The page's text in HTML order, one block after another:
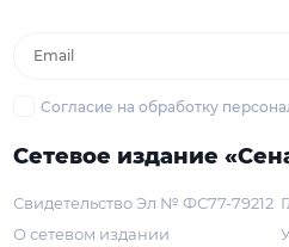
Согласие на обработку
Сетевое издание
Свидетельство Эл № ФС77-79212
О сетевом издании